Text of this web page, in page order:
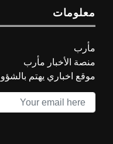
معلومات
مأرب
منصة الأخبار مأرب
موقع اخباري يهتم